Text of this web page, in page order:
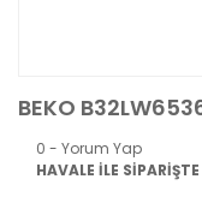
BEKO
0 - Yorum Yap
HAVALE İLE